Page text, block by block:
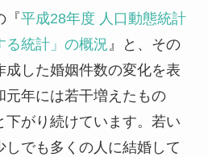
『平成28年度 人口動態統計
る統計」の概況』と、その
成した婚姻件数の変化を表
元年には若干増えたもの
下がり続けています。若い
しでも多くの人に結婚して